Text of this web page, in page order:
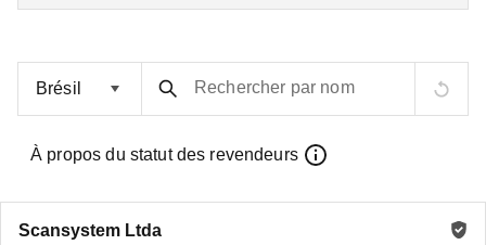
Rechercher par nom
À propos du statut des revendeurs
Scansystem Ltda